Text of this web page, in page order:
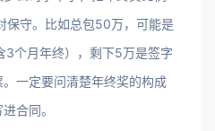
保守。比如总包50万，可能是
个月年终），剩下5万是签字
一定要问清楚年终奖的构成
合同。